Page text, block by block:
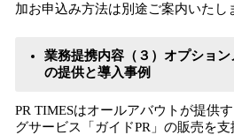
加お申込み方法は別途ご案内いたし
業務提携内容（３） オプション
の提供と導入事例
PR TIMESはオールアバウトが提供
グサービス「ガイドPR」の販売を